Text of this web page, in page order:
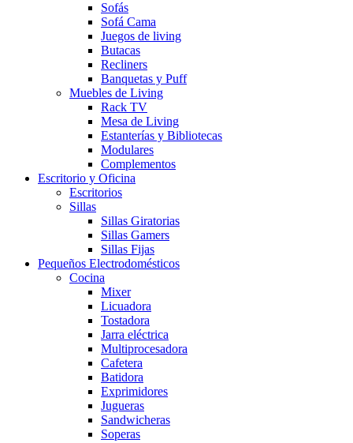
Sofás
Sofá Cama
Juegos de living
Butacas
Recliners
Banquetas y Puff
Muebles de Living
Rack TV
Mesa de Living
Estanterías y Bibliotecas
Modulares
Complementos
Escritorio y Oficina
Escritorios
Sillas
Sillas Giratorias
Sillas Gamers
Sillas Fijas
Pequeños Electrodomésticos
Cocina
Mixer
Licuadora
Tostadora
Jarra eléctrica
Multiprocesadora
Cafetera
Batidora
Exprimidores
Jugueras
Sandwicheras
Soperas